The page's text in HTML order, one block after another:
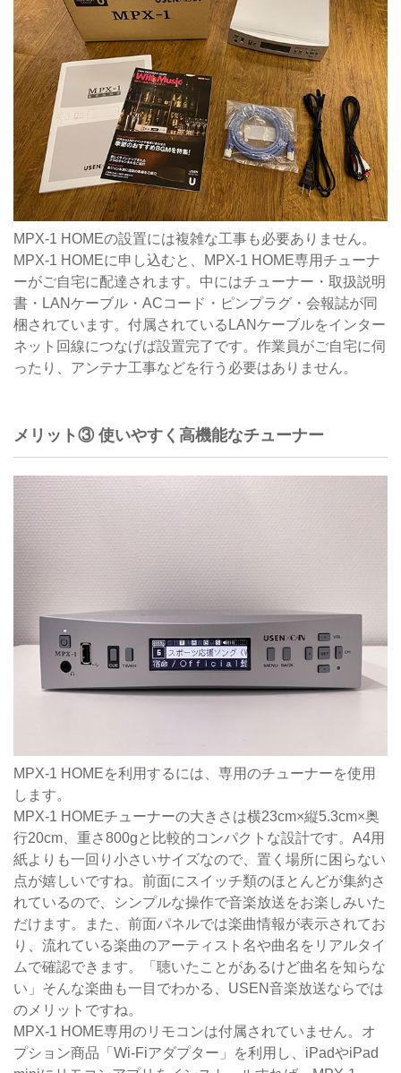
MPX-1 HOMEの設置には複雑な工事も必要ありません。
MPX-1 HOMEに申し込むと、MPX-1 HOME専用チューナ
ーがご自宅に配達されます。中にはチューナー・取扱説明
書・LANケーブル・ACコード・ピンプラグ・会報誌が同
梱されています。付属されているLANケーブルをインター
ネット回線につなげば設置完了です。作業員がご自宅に伺
ったり、アンテナ工事などを行う必要はありません。
メリット③ 使いやすく高機能なチューナー
MPX-1 HOMEを利用するには、専用のチューナーを使用
します。
MPX-1 HOMEチューナーの大きさは横23cm×縦5.3cm×奥
行20cm、重さ800gと比較的コンパクトな設計です。A4用
紙よりも一回り小さいサイズなので、置く場所に困らない
点が嬉しいですね。前面にスイッチ類のほとんどが集約さ
れているので、シンプルな操作で音楽放送をお楽しみいた
だけます。また、前面パネルでは楽曲情報が表示されてお
り、流れている楽曲のアーティスト名や曲名をリアルタイ
ムで確認できます。「聴いたことがあるけど曲名を知らな
い」そんな楽曲も一目でわかる、USEN音楽放送ならでは
のメリットですね。
MPX-1 HOME専用のリモコンは付属されていません。オ
プション商品「Wi-Fiアダプター」を利用し、iPadやiPad